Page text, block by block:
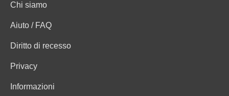
Chi siamo
Aiuto / FAQ
Diritto di recesso
Privacy
Informazioni